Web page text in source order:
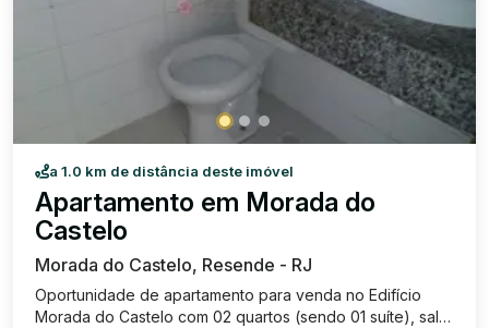
a 1.0 km de distância deste imóvel
Apartamento em Morada do
Castelo
Morada do Castelo, Resende - RJ
Oportunidade de apartamento para venda no Edifício
Morada do Castelo com 02 quartos (sendo 01 suíte), sala